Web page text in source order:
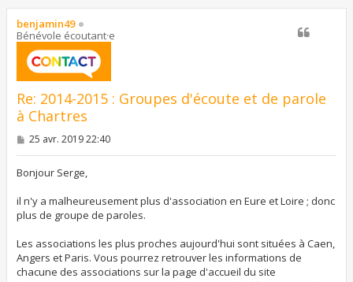
u
benjamin49
Bénévole écoutant·e
Re: 2014-2015 : Groupes d'écoute et de parole
à Chartres
M
s
s
e
25 avr. 2019 22:40
Bonjour Serge,
il n'y a malheureusement plus d'association en Eure et Loire ; donc
plus de groupe de paroles.
Les associations les plus proches aujourd'hui sont situées à Caen,
Angers et Paris. Vous pourrez retrouver les informations de
chacune des associations sur la page d'accueil du site